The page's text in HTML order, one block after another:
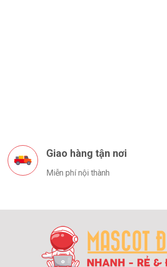
Giao hàng tận nơi
Miễn phí nội thành